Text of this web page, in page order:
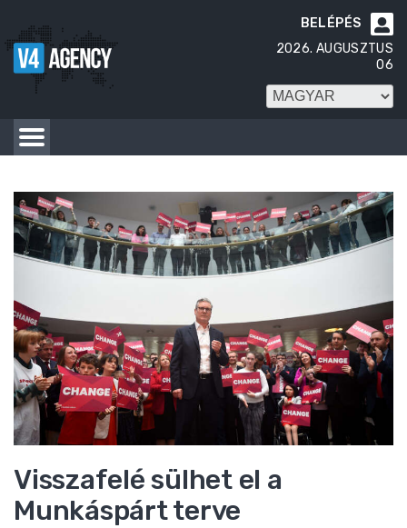

BELÉPÉS
2026. AUGUSZTUS
06
Visszafelé sülhet el a
Munkáspárt terve